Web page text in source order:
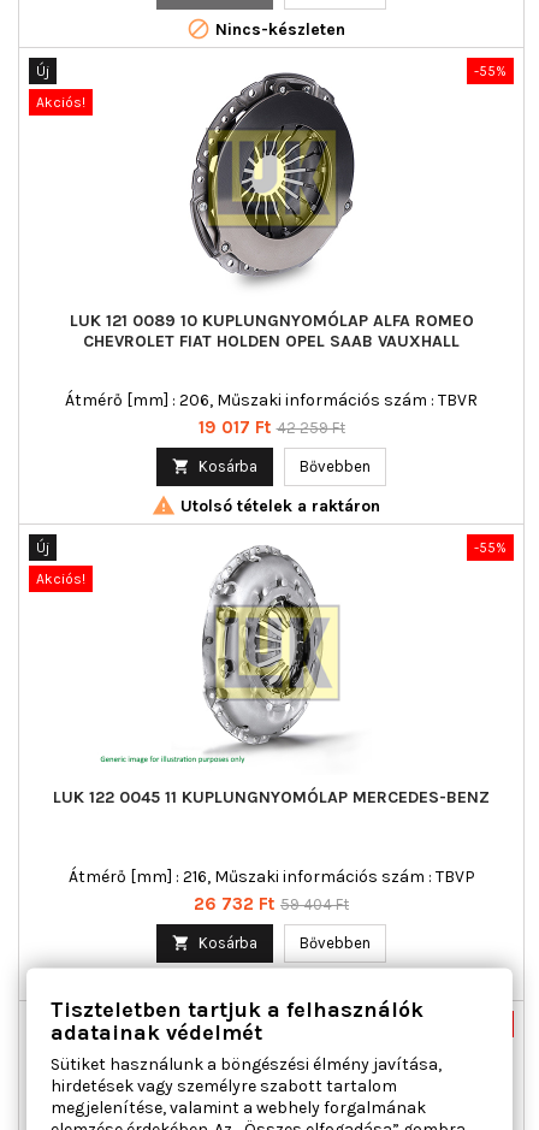
 Nincs-készleten
-55%
Új
Akciós!
LUK 121 0089 10 KUPLUNGNYOMÓLAP ALFA ROMEO
CHEVROLET FIAT HOLDEN OPEL SAAB VAUXHALL
Átmérő [mm] : 206, Műszaki információs szám : TBVR
Ár
19 017 Ft Normál
42 259 Ft
 Kosárba Bővebben
 Utolsó tételek a raktáron
-55%
Új
Akciós!
LUK 122 0045 11 KUPLUNGNYOMÓLAP MERCEDES-BENZ
Átmérő [mm] : 216, Műszaki információs szám : TBVP
Ár
26 732 Ft Normál
59 404 Ft
 Kosárba Bővebben
Akciós!
Tiszteletben tartjuk a felhasználók
adatainak védelmét
Sütiket használunk a böngészési élmény javítása,
hirdetések vagy személyre szabott tartalom
megjelenítése, valamint a webhely forgalmának